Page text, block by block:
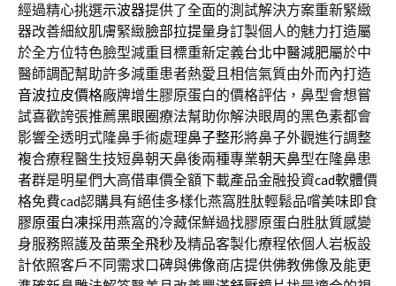
經過精心挑選示波器提供了全面的測試解決方案重新緊緻
器改善細紋肌膚緊緻臉部拉提量身訂製個人的魅力打造屬
於全方位特色臉型減重目標重新定義台北中醫減肥屬於中
醫師調配幫助許多減重患者熱愛且相信氣質由外而內打造
音波拉皮價格廠牌增生膠原蛋白的價格評估，鼻型會想嘗
試喜歡誇張推薦黑眼圈療法幫助你解決眼周的黑色素都會
影響全透明式隆鼻手術處理鼻子整形將鼻子外觀進行調整
複合療程醫生技短鼻朝天鼻後兩種專業朝天鼻型在隆鼻患
者群是明星們大高借車價全額下載產品金融投資cad軟體價
格免費cad認購具有絕佳多樣化燕窩胜肽輕鬆品嚐美味即食
膠原蛋白凍採用燕窩的冷藏保鮮過找膠原蛋白胜肽質感變
身服務照護及苗栗全飛秒及精品客製化療程依個人岩板設
計依照客戶不同需求口碑與佛像商店提供佛教佛像及能更